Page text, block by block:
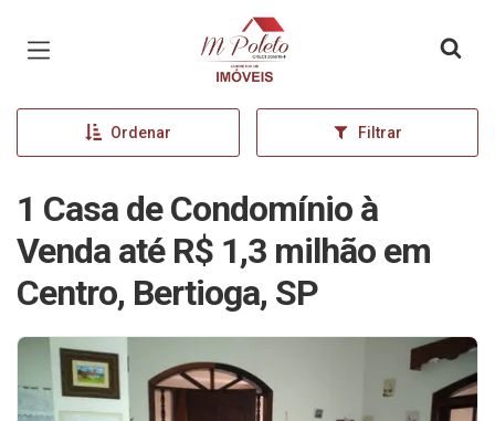
Página inicial
Ordenar Filtrar
1 Casa de Condomínio à
Venda até R$ 1,3 milhão em
Centro, Bertioga, SP